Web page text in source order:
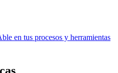
en tus procesos y herramientas